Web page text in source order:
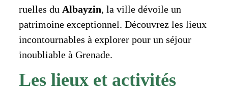
ruelles du Albayzin, la ville dévoile un
patrimoine exceptionnel. Découvrez les lieux
incontournables à explorer pour un séjour
inoubliable à Grenade.
Les lieux et activités